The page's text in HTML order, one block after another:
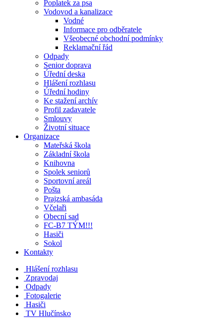
Poplatek za psa
Vodovod a kanalizace
Vodné
Informace pro odběratele
Všeobecné obchodní podmínky
Reklamační řád
Odpady
Senior doprava
Úřední deska
Hlášení rozhlasu
Úřední hodiny
Ke stažení archív
Profil zadavatele
Smlouvy
Životní situace
Organizace
Mateřská škola
Základní škola
Knihovna
Spolek seniorů
Sportovní areál
Pošta
Prajzská ambasáda
Včelaři
Obecní sad
FC-B7 TÝM!!!
Hasiči
Sokol
Kontakty
Hlášení rozhlasu
Zpravodaj
Odpady
Fotogalerie
Hasiči
TV Hlučínsko